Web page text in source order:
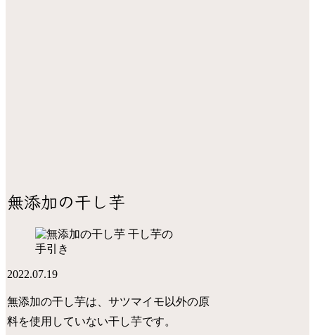
無添加の干し芋
干し芋の
手引き
2022.07.19
無添加の干し芋は、サツマイモ以外の原
料を使用していない干し芋です。